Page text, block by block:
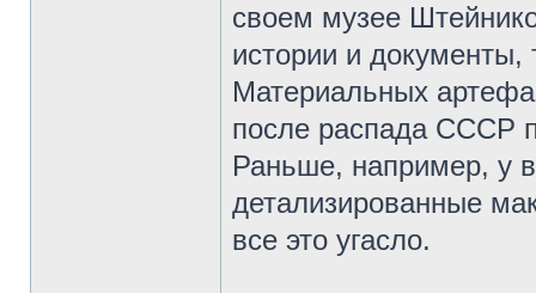
своем музее
истории и
Материальных
после распада СССР
Раньше, например, у
детализированные
все это угасло.